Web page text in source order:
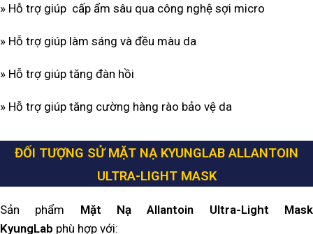
» Hỗ trợ giúp cấp ẩm sâu qua công nghệ sợi micro
» Hỗ trợ giúp làm sáng và đều màu da
» Hỗ trợ giúp tăng đàn hồi
» Hỗ trợ giúp tăng cường hàng rào bảo vệ da
ĐỐI TƯỢNG SỬ MẶT NẠ KYUNGLAB ALLANTOIN
ULTRA-LIGHT MASK
Sản phẩm Mặt Nạ Allantoin Ultra-Light Mask
KyungLab phù hợp với: